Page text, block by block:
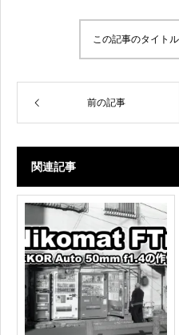
この記事のタイト
前の記事
関連記事